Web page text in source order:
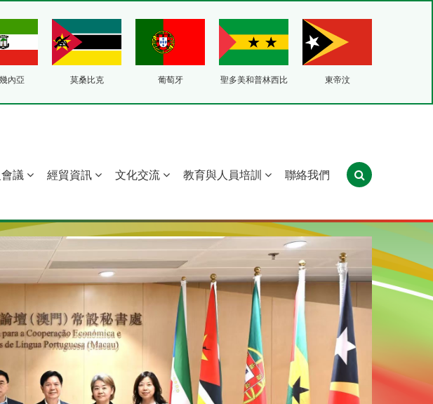
內亞 莫桑比克 葡萄牙 聖多美和普林西比 東帝汶
議 經貿資訊 文化交流 教育與人員培訓 聯絡我們